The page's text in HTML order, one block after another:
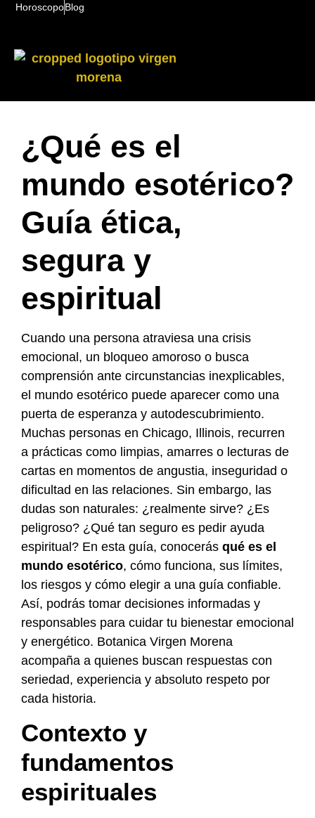
HoroscopoBlog
¿Qué es el
mundo esotérico?
Guía ética,
segura y
espiritual
Cuando una persona atraviesa una crisis
emocional, un bloqueo amoroso o busca
comprensión ante circunstancias inexplicables,
el mundo esotérico puede aparecer como una
puerta de esperanza y autodescubrimiento.
Muchas personas en Chicago, Illinois, recurren
a prácticas como limpias, amarres o lecturas de
cartas en momentos de angustia, inseguridad o
dificultad en las relaciones. Sin embargo, las
dudas son naturales: ¿realmente sirve? ¿Es
peligroso? ¿Qué tan seguro es pedir ayuda
espiritual? En esta guía, conocerás qué es el
mundo esotérico, cómo funciona, sus límites,
los riesgos y cómo elegir a una guía confiable.
Así, podrás tomar decisiones informadas y
responsables para cuidar tu bienestar emocional
y energético. Botanica Virgen Morena
acompaña a quienes buscan respuestas con
seriedad, experiencia y absoluto respeto por
cada historia.
Contexto y
fundamentos
espirituales